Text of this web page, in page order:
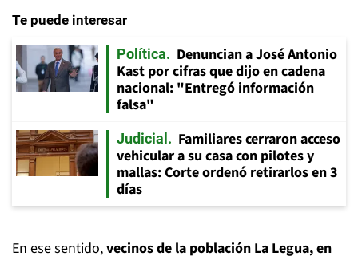
Te puede interesar
Política
Denuncian a José Antonio
Kast por cifras que dijo en cadena
nacional: "Entregó información
falsa"
Judicial
Familiares cerraron acceso
vehicular a su casa con pilotes y
mallas: Corte ordenó retirarlos en 3
días
En ese sentido,vecinos de la población La Legua, en